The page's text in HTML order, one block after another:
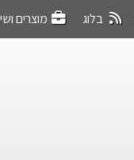
בלוג מוצרים